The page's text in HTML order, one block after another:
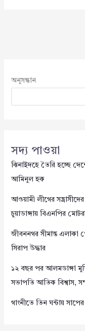
অনুসন্ধান
সদ্য পাওয়া
ঝিনাইদহে তৈরি হচ্ছে
আমিনুল হক
আওয়ামী লীগের
চুয়াডাঙ্গায় বিএনপির
জীবননগর সীমান্ত এলাকা
সিরাপ উদ্ধার
১২ বছর পর আলমডাঙ্গা
সভাপতি আতিক বিশ্বাস,
গাংনীতে তিন ঘন্টায়